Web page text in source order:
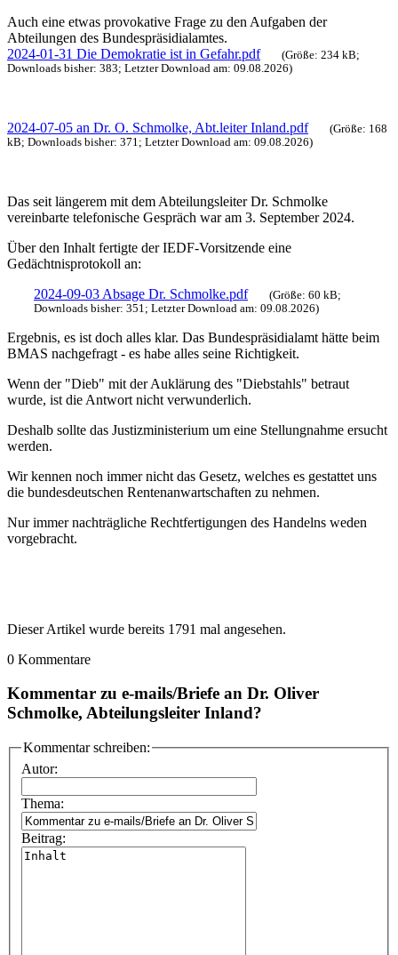
Auch eine etwas provokative Frage zu den Aufgaben der
Abteilungen des Bundespräsidialamtes.
2024-01-31 Die Demokratie ist in Gefahr.pdf
(Größe: 234 kB;
Downloads bisher: 383; Letzter Download am: 09.08.2026)
2024-07-05 an Dr. O. Schmolke, Abt.leiter Inland.pdf
(Größe: 168
kB; Downloads bisher: 371; Letzter Download am: 09.08.2026)
Das seit längerem mit dem Abteilungsleiter Dr. Schmolke
vereinbarte telefonische Gespräch war am 3. September 2024.
Über den Inhalt fertigte der IEDF-Vorsitzende eine
Gedächtnisprotokoll an:
2024-09-03 Absage Dr. Schmolke.pdf
(Größe: 60 kB;
Downloads bisher: 351; Letzter Download am: 09.08.2026)
Ergebnis, es ist doch alles klar. Das Bundespräsidialamt hätte beim
BMAS nachgefragt - es habe alles seine Richtigkeit.
Wenn der "Dieb" mit der Auklärung des "Diebstahls" betraut
wurde, ist die Antwort nicht verwunderlich.
Deshalb sollte das Justizministerium um eine Stellungnahme ersucht
werden.
Wir kennen noch immer nicht das Gesetz, welches es gestattet uns
die bundesdeutschen Rentenanwartschaften zu nehmen.
Nur immer nachträgliche Rechtfertigungen des Handelns weden
vorgebracht.
Dieser Artikel wurde bereits 1791 mal angesehen.
0 Kommentare
Kommentar zu e-mails/Briefe an Dr. Oliver
Schmolke, Abteilungsleiter Inland?
Kommentar schreiben:
Autor:
Thema:
Beitrag: